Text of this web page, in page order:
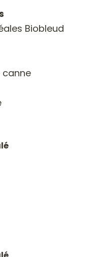
Biobleud
canne